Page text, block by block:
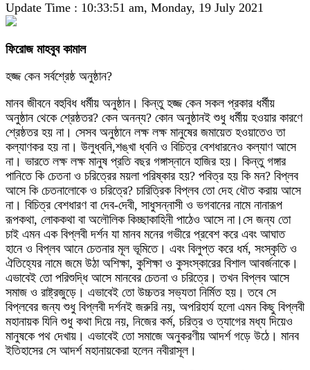
Update Time : 10:33:51 am, Monday, 19 July 2021
ফিরোজ মাহবুব কামাল
হজ্জ কেন সর্বশ্রেষ্ঠ অনুষ্ঠান?
মানব জীবনে বহুবিধ ধর্মীয় অনুষ্ঠান। কিন্তু হজ্জ কেন সকল প্রকার ধর্মীয়
অনুষ্ঠান থেকে শ্রেষ্ঠতর? কেন অনন্য? কোন অনুষ্ঠানই শুধু ধর্মীয় হওয়ার কারণে
শ্রেষ্ঠতর হয় না। সেসব অনুষ্ঠানে লক্ষ লক্ষ মানুষের জমায়েত হওয়াতেও তা
কল্যাণকর হয় না। উলুধ্বনি,শঙ্খা ধ্বনি ও বিচিত্র বেশধারনেও কল্যাণ আসে
না। ভারতে লক্ষ লক্ষ মানুষ প্রতি বছর গঙ্গাস্নানে হাজির হয়। কিন্তু গঙ্গার
পানিতে কি চেতনা ও চরিত্রের ময়লা পরিষ্কার হয়? পবিত্র হয় কি মন? বিপ্লব
আসে কি চেতনালোকে ও চরিত্রে? চারিত্রিক বিপ্লব তো দেহ ধৌত করায় আসে
না। বিচিত্র বেশধারণ বা দেব-দেবী, সাধুসন্নাসী ও ভগবানের নামে নানারূপ
রূপকথা, লোককথা বা অলৌলিক কিচ্ছাকাহিনী পাঠেও আসে না।সে জন্য তো
চাই এমন এক বিপ্লবী দর্শন যা মানব মনের গভীরে প্রবেশ করে এবং আঘাত
হানে ও বিপ্লব আনে চেতনার মূল ভূমিতে। এবং বিলুপ্ত করে ধর্ম, সংস্কৃতি ও
ঐতিহ্যের নামে জমে উঠা অশিক্ষা, কুশিক্ষা ও কুসংস্কারের বিশাল আবর্জনাকে।
এভাবেই তো পরিশুদ্ধি আসে মানবের চেতনা ও চরিত্রে। তখন বিপ্লব আসে
সমাজ ও রাষ্ট্রজুড়ে। এভাবেই তো উচ্চতর সভ্যতা নির্মিত হয়। তবে সে
বিপ্লবের জন্য শুধু বিপ্লবী দর্শনই জরুরি নয়, অপরিহার্য হলো এমন কিছু বিপ্লবী
মহানায়ক যিনি শুধু কথা দিয়ে নয়, নিজের কর্ম, চরিত্র ও ত্যাগের মধ্য দিয়েও
মানুষকে পথ দেখায়। এভাবেই তো সমাজে অনুকরণীয় আদর্শ গড়ে উঠে। মানব
ইতিহাসের সে আদর্শ মহানায়কেরা হলেন নবীরাসূল।